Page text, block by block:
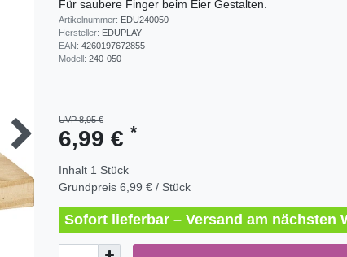
Für saubere Finger beim Eier Gestalten.
Artikelnummer: EDU240050
Hersteller: EDUPLAY
EAN: 4260197672855
Modell: 240-050
UVP 8,95 €
6,99 € *
Inhalt 1 Stück
Grundpreis 6,99 € / Stück
Sofort lieferbar – Versand am nächsten